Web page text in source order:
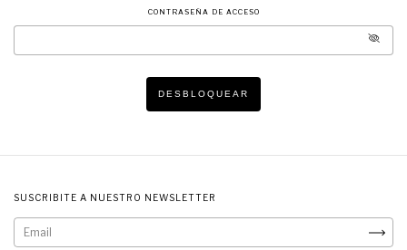
CONTRASEÑA DE ACCESO
DESBLOQUEAR
SUSCRIBITE A NUESTRO NEWSLETTER